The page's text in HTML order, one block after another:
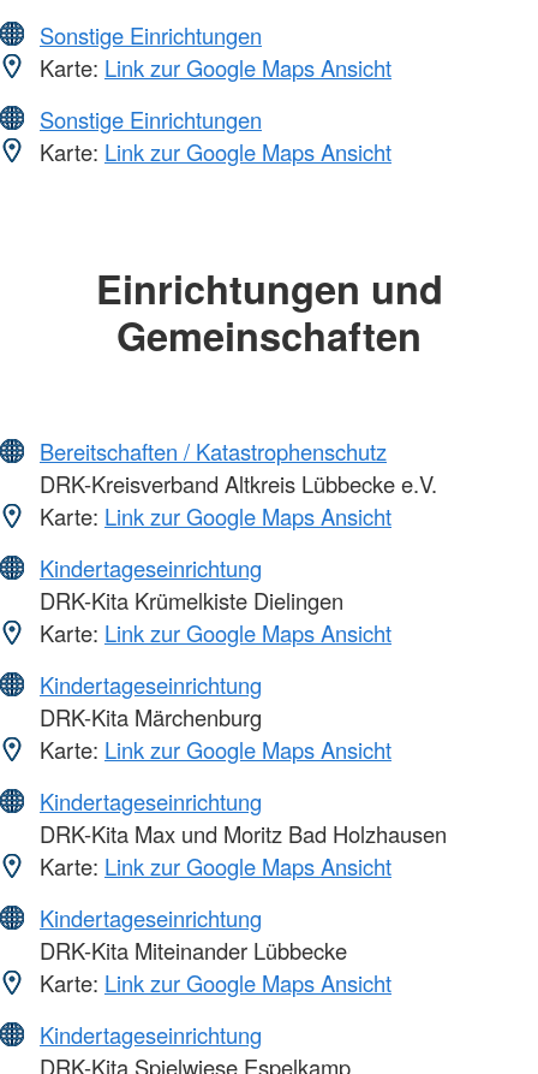
Sonstige Einrichtungen
Karte: Link zur Google Maps Ansicht
Sonstige Einrichtungen
Karte: Link zur Google Maps Ansicht
Einrichtungen und
Gemeinschaften
Bereitschaften / Katastrophenschutz
DRK-Kreisverband Altkreis Lübbecke e.V.
Karte: Link zur Google Maps Ansicht
Kindertageseinrichtung
DRK-Kita Krümelkiste Dielingen
Karte: Link zur Google Maps Ansicht
Kindertageseinrichtung
DRK-Kita Märchenburg
Karte: Link zur Google Maps Ansicht
Kindertageseinrichtung
DRK-Kita Max und Moritz Bad Holzhausen
Karte: Link zur Google Maps Ansicht
Kindertageseinrichtung
DRK-Kita Miteinander Lübbecke
Karte: Link zur Google Maps Ansicht
Kindertageseinrichtung
DRK-Kita Spielwiese Espelkamp